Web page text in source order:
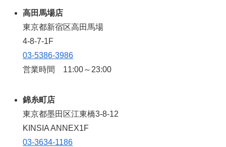
高田馬場店
東京都新宿区高田馬場
4-8-7-1F
03-5386-3986
営業時間 11:00～23:00
錦糸町店
東京都墨田区江東橋3-8-12
KINSIA ANNEX1F
03-3634-1186